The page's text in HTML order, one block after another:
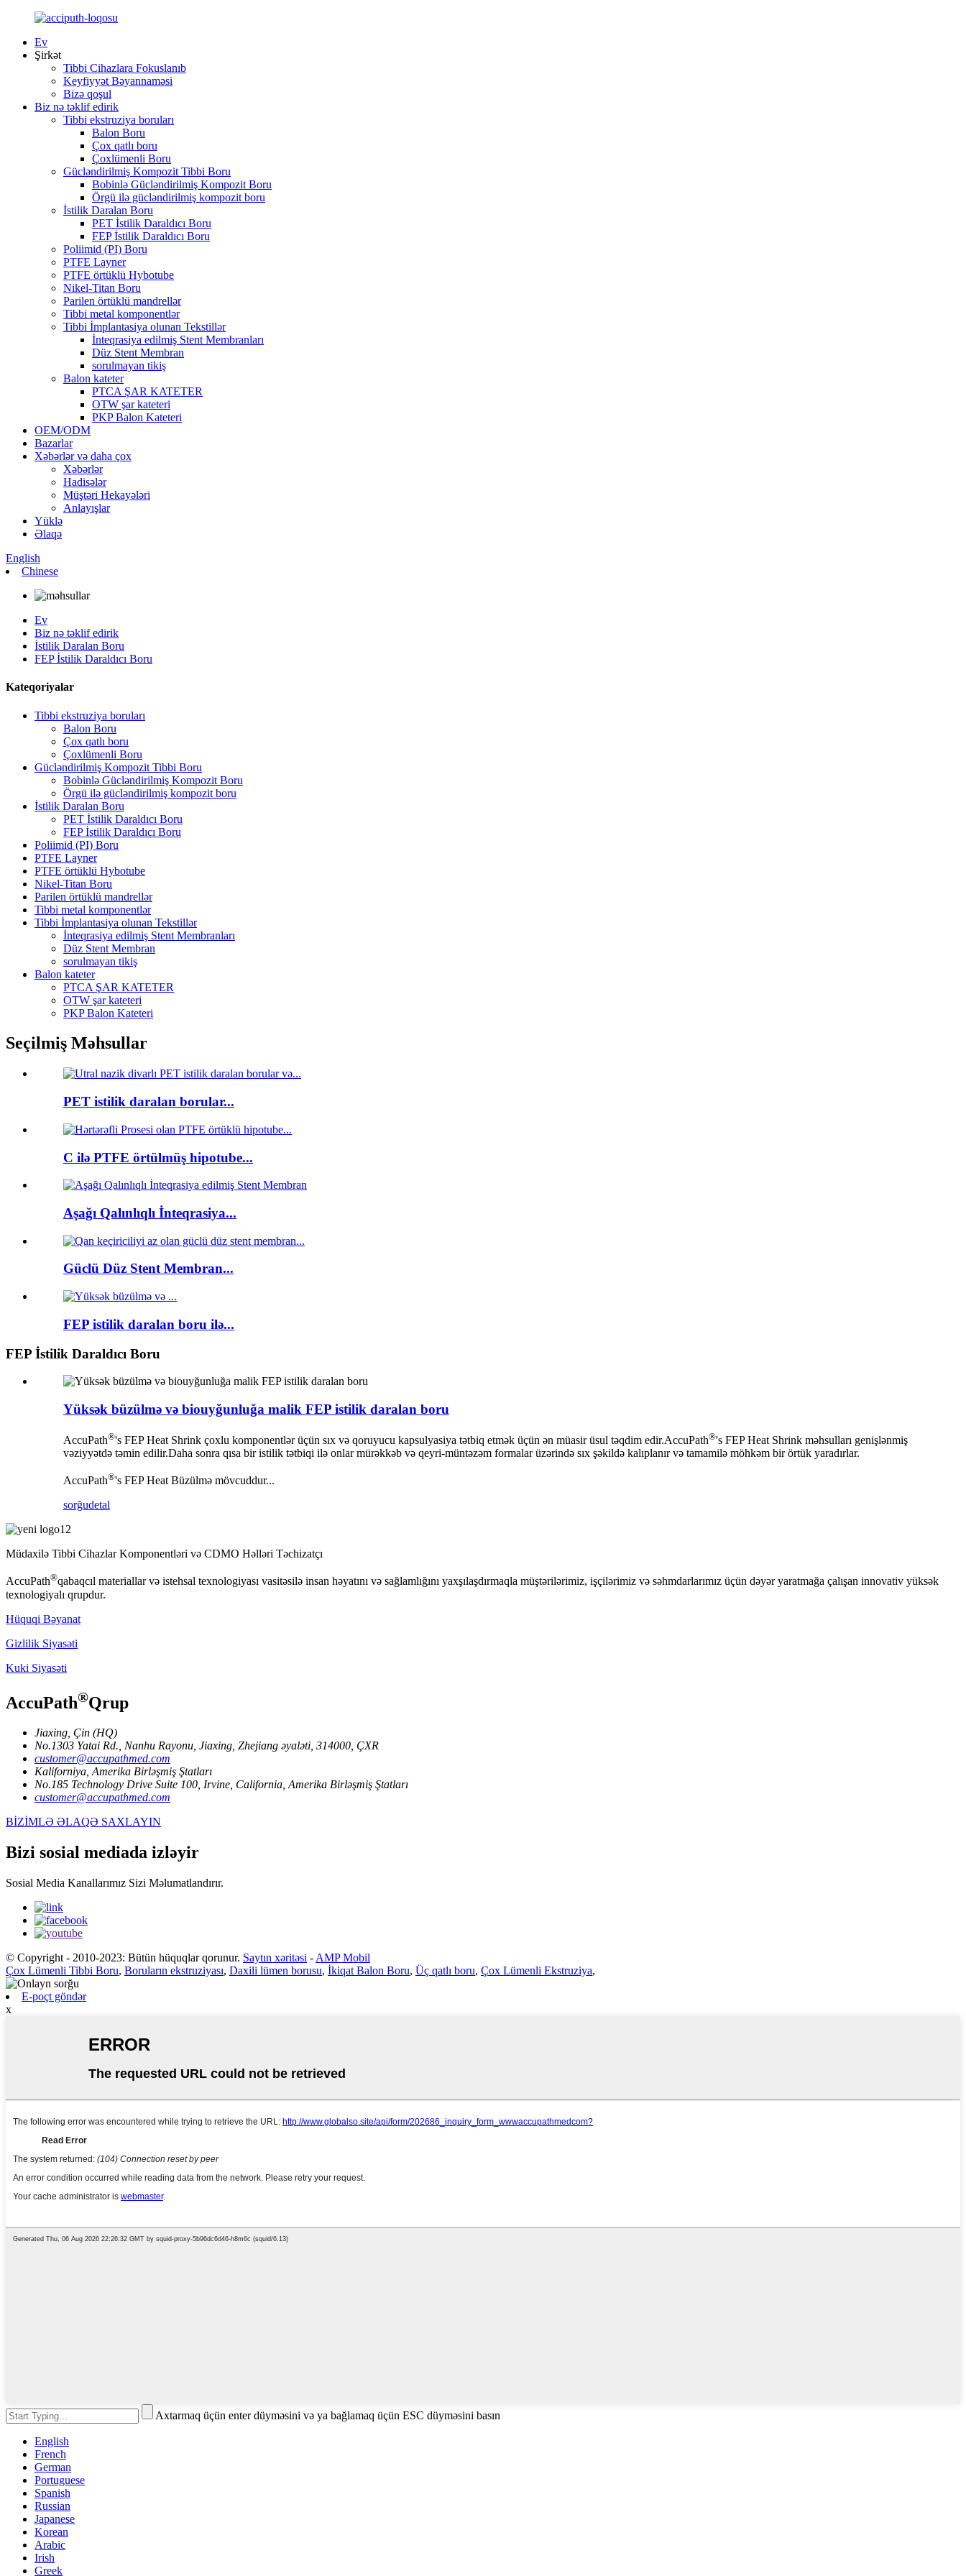
Ev
Şirkət
Tibbi Cihazlara Fokuslanıb
Keyfiyyət Bəyannaməsi
Bizə qoşul
Biz nə təklif edirik
Tibbi ekstruziya boruları
Balon Boru
Çox qatlı boru
Çoxlümenli Boru
Gücləndirilmiş Kompozit Tibbi Boru
Bobinlə Gücləndirilmiş Kompozit Boru
Örgü ilə gücləndirilmiş kompozit boru
İstilik Daralan Boru
PET İstilik Daraldıcı Boru
FEP İstilik Daraldıcı Boru
Poliimid (PI) Boru
PTFE Layner
PTFE örtüklü Hybotube
Nikel-Titan Boru
Parilen örtüklü mandrellər
Tibbi metal komponentlər
Tibbi İmplantasiya olunan Tekstillər
İnteqrasiya edilmiş Stent Membranları
Düz Stent Membran
sorulmayan tikiş
Balon kateter
PTCA ŞAR KATETER
OTW şar kateteri
PKP Balon Kateteri
OEM/ODM
Bazarlar
Xəbərlər və daha çox
Xəbərlər
Hadisələr
Müştəri Hekayələri
Anlayışlar
Yüklə
Əlaqə
English
Chinese
Ev
Biz nə təklif edirik
İstilik Daralan Boru
FEP İstilik Daraldıcı Boru
Kateqoriyalar
Tibbi ekstruziya boruları
Balon Boru
Çox qatlı boru
Çoxlümenli Boru
Gücləndirilmiş Kompozit Tibbi Boru
Bobinlə Gücləndirilmiş Kompozit Boru
Örgü ilə gücləndirilmiş kompozit boru
İstilik Daralan Boru
PET İstilik Daraldıcı Boru
FEP İstilik Daraldıcı Boru
Poliimid (PI) Boru
PTFE Layner
PTFE örtüklü Hybotube
Nikel-Titan Boru
Parilen örtüklü mandrellər
Tibbi metal komponentlər
Tibbi İmplantasiya olunan Tekstillər
İnteqrasiya edilmiş Stent Membranları
Düz Stent Membran
sorulmayan tikiş
Balon kateter
PTCA ŞAR KATETER
OTW şar kateteri
PKP Balon Kateteri
Seçilmiş Məhsullar
PET istilik daralan borular...
C ilə PTFE örtülmüş hipotube...
Aşağı Qalınlıqlı İnteqrasiya...
Güclü Düz Stent Membran...
FEP istilik daralan boru ilə...
FEP İstilik Daraldıcı Boru
Yüksək büzülmə və biouyğunluğa malik FEP istilik daralan boru
AccuPath®'s FEP Heat Shrink çoxlu komponentlər üçün sıx və qoruyucu kapsulyasiya tətbiq etmək üçün ən müasir üsul təqdim edir.AccuPath®'s FEP Heat Shrink məhsulları genişlənmiş
vəziyyətdə təmin edilir.Daha sonra qısa bir istilik tətbiqi ilə onlar mürəkkəb və qeyri-müntəzəm formalar üzərində sıx şəkildə kalıplanır və tamamilə möhkəm bir örtük yaradırlar.
AccuPath®'s FEP Heat Büzülmə mövcuddur...
sorğudetal
Müdaxilə Tibbi Cihazlar Komponentləri və CDMO Həlləri Təchizatçı
AccuPath®qabaqcıl materiallar və istehsal texnologiyası vasitəsilə insan həyatını və sağlamlığını yaxşılaşdırmaqla müştərilərimiz, işçilərimiz və səhmdarlarımız üçün dəyər yaratmağa çalışan innovativ yüksək
texnologiyalı qrupdur.
Hüquqi Bəyanat
Gizlilik Siyasəti
Kuki Siyasəti
AccuPath®Qrup
Jiaxing, Çin (HQ)
No.1303 Yatai Rd., Nanhu Rayonu, Jiaxing, Zhejiang əyaləti, 314000, ÇXR
customer@accupathmed.com
Kaliforniya, Amerika Birləşmiş Ştatları
No.185 Technology Drive Suite 100, Irvine, California, Amerika Birləşmiş Ştatları
customer@accupathmed.com
BİZİMLƏ ƏLAQƏ SAXLAYIN
Bizi sosial mediada izləyir
Sosial Media Kanallarımız Sizi Məlumatlandırır.
© Copyright - 2010-2023: Bütün hüquqlar qorunur. Saytın xəritəsi - AMP Mobil
Çox Lümenli Tibbi Boru, Boruların ekstruziyası, Daxili lümen borusu, İkiqat Balon Boru, Üç qatlı boru, Çox Lümenli Ekstruziya,
E-poçt göndər
x
Axtarmaq üçün enter düyməsini və ya bağlamaq üçün ESC düyməsini basın
English
French
German
Portuguese
Spanish
Russian
Japanese
Korean
Arabic
Irish
Greek